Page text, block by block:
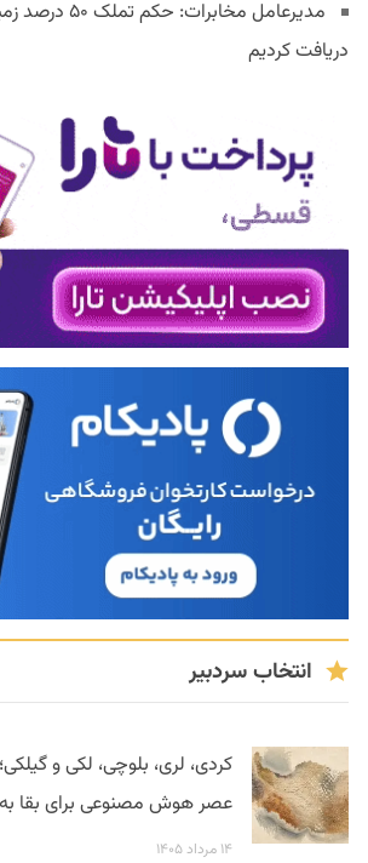
مدیرعامل
دریافت کردیم
انتخاب سردبیر
کردی، لری، بلوچی، لکی و
عصر هوش مصنوعی برای بقا به
۱۴ مرداد ۱۴۰۵